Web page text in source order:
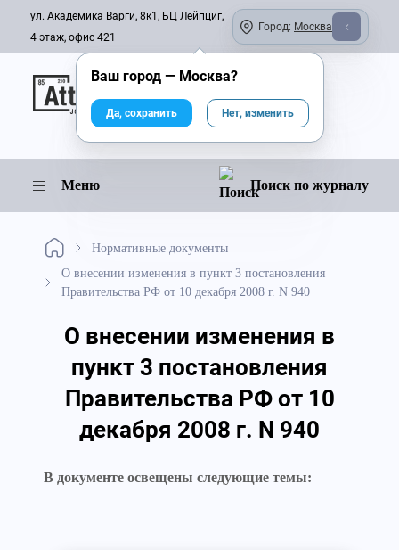
ул. Академика Варги, 8к1, БЦ Лейпциг,
4 этаж, офис 421
Город: Москва
Онлайн-журнал
Меню Поиск по журналу
Нормативные документы
О внесении изменения в пункт 3 постановления
Правительства РФ от 10 декабря 2008 г. N 940
О внесении изменения в
пункт 3 постановления
Правительства РФ от 10
декабря 2008 г. N 940
В документе освещены следующие темы:
Ваш город — Москва?
Да, сохранить Нет, изменить